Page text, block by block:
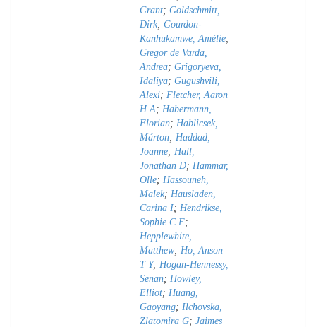
Grant; Goldschmitt,
Dirk; Gourdon-
Kanhukamwe, Amélie;
Gregor de Varda,
Andrea; Grigoryeva,
Idaliya; Gugushvili,
Alexi; Fletcher, Aaron
H A; Habermann,
Florian; Hablicsek,
Márton; Haddad,
Joanne; Hall,
Jonathan D; Hammar,
Olle; Hassouneh,
Malek; Hausladen,
Carina I; Hendrikse,
Sophie C F;
Hepplewhite,
Matthew; Ho, Anson
T Y; Hogan-Hennessy,
Senan; Howley,
Elliot; Huang,
Gaoyang; Ilchovska,
Zlatomira G; Jaimes